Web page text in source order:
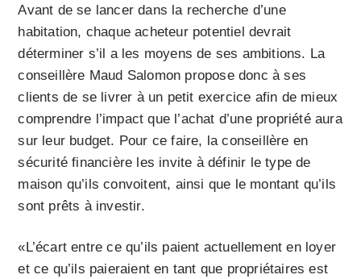
Avant de se lancer dans la recherche d’une
habitation, chaque acheteur potentiel devrait
déterminer s’il a les moyens de ses ambitions. La
conseillère Maud Salomon propose donc à ses
clients de se livrer à un petit exercice afin de mieux
comprendre l’impact que l’achat d’une propriété aura
sur leur budget. Pour ce faire, la conseillère en
sécurité financière les invite à définir le type de
maison qu’ils convoitent, ainsi que le montant qu’ils
sont prêts à investir.
«L’écart entre ce qu’ils paient actuellement en loyer
et ce qu’ils paieraient en tant que propriétaires est